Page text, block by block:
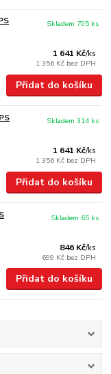
1 641 Kč/ks
1 356 Kč bez DPH
Skladem 705 ks
Přidat do košíku
1 641 Kč/ks
1 356 Kč bez DPH
Skladem 314 ks
Přidat do košíku
846 Kč/ks
699 Kč bez DPH
Skladem 65 ks
Přidat do košíku